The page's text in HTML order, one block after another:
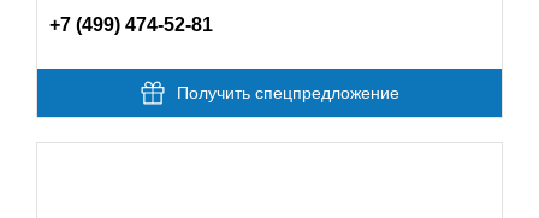
+7 (499) 474-52-81
Получить спецпредложение